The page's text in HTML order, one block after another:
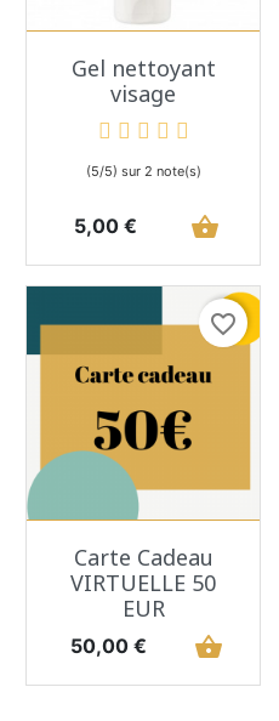
Gel nettoyant
visage
(5/5) sur 2 note(s)
Prix
5,00 € shopping_basket
favorite_border
Carte Cadeau
VIRTUELLE 50
EUR
Prix
50,00 € shopping_basket